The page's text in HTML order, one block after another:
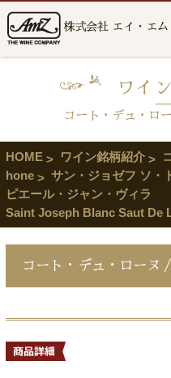
株式会社 エイ・エム
ワイ
コート・デュ・
HOME ワイン銘柄紹介
hone
サン・ジョゼフ ソ・
ピエール・ジャン・ヴィラ
Saint Joseph Blanc Saut De
コート・デュ・ローヌ